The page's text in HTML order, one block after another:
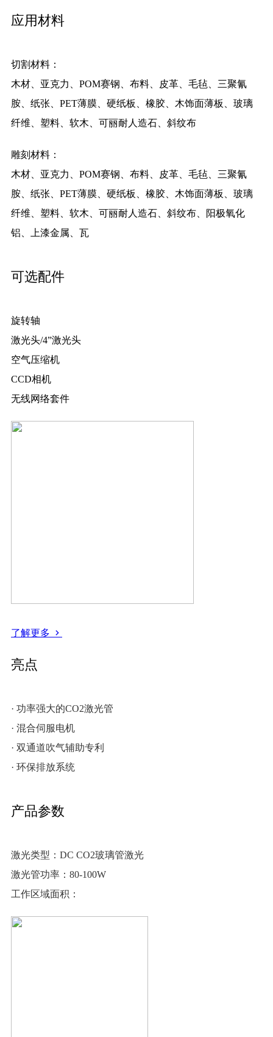
应用材料
切割材料：
木材、亚克力、POM赛钢、布料、皮革、毛毡、三聚氰
胺、纸张、PET薄膜、硬纸板、橡胶、木饰面薄板、玻璃
纤维、塑料、软木、可丽耐人造石、斜纹布
雕刻材料：
木材、亚克力、POM赛钢、布料、皮革、毛毡、三聚氰
胺、纸张、PET薄膜、硬纸板、橡胶、木饰面薄板、玻璃
纤维、塑料、软木、可丽耐人造石、斜纹布、阳极氧化
铝、上漆金属、瓦
可选配件
旋转轴
激光头/4”激光头
空气压缩机
CCD相机
无线网络套件
了解更多
亮点
· 功率强大的CO2激光管
· 混合伺服电机
· 双通道吹气辅助专利
· 环保排放系统
产品参数
激光类型： DC CO2玻璃管激光
激光管功率： 80-100W
工作区域面积：